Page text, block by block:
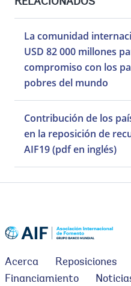
RELACIONADOS
La comunidad
USD 82 000 millones
compromiso con los
pobres del mundo
Contribución de los
en la reposición de
AIF19 (pdf en inglés)
Acerca Reposiciones
Financiamiento